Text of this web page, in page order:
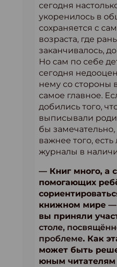
сегодня
укоренилось в
сохраняется с
возраста, где
заканчивалось,
Но сам по себе
сегодня
нему со стороны
самое главное.
добились того,
выписывали
бы замечательно,
важнее того, есть
журналы в
— Книг много, а
помогающих
книжном мире —
вы приняли
столе,
проблеме. Как
может быть
юным читателям